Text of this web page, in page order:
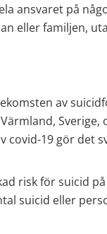
ansvaret på
eller familjen,
av
covid-19 gör det
risk för suicid
suicid eller